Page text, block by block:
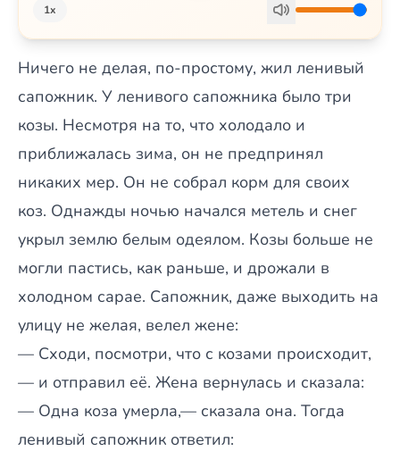
1x
Ничего не делая, по-простому, жил ленивый
сапожник. У ленивого сапожника было три
козы. Несмотря на то, что холодало и
приближалась зима, он не предпринял
никаких мер. Он не собрал корм для своих
коз. Однажды ночью начался метель и снег
укрыл землю белым одеялом. Козы больше не
могли пастись, как раньше, и дрожали в
холодном сарае. Сапожник, даже выходить на
улицу не желая, велел жене:
— Сходи, посмотри, что с козами происходит,
— и отправил её. Жена вернулась и сказала:
— Одна коза умерла,— сказала она. Тогда
ленивый сапожник ответил: